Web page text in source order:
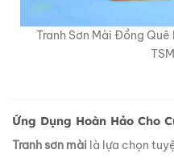
Tranh Sơn Mài Đồng
Ứng Dụng Hoàn Hảo Cho
Tranh sơn mài là lựa chọn